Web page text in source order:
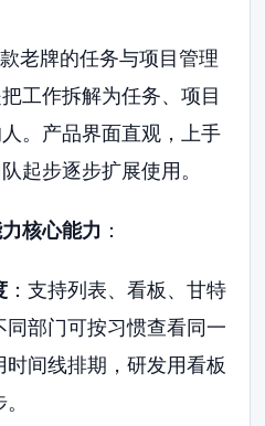
老牌的任务与项目管理
工作拆解为任务、项目
。产品界面直观，上手
起步逐步扩展使用。
核心能力 ：
：支持列表、看板、甘特
同部门可按习惯查看同一
间线排期，研发用看板